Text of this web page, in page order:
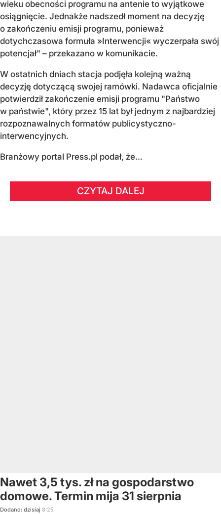
wieku obecności programu na antenie to wyjątkowe
osiągnięcie. Jednakże nadszedł moment na decyzję
o zakończeniu emisji programu, ponieważ
dotychczasowa formuła »Interwencji« wyczerpała swój
potencjał" – przekazano w komunikacie.
W ostatnich dniach stacja podjęła kolejną ważną
decyzję dotyczącą swojej ramówki. Nadawca oficjalnie
potwierdził zakończenie emisji programu "Państwo
w państwie", który przez 15 lat był jednym z najbardziej
rozpoznawalnych formatów publicystyczno-
interwencyjnych.
Branżowy portal Press.pl podał, że...
CZYTAJ DALEJ
Nawet 3,5 tys. zł na gospodarstwo
domowe. Termin mija 31 sierpnia
Dodano: dzisiaj 8:25